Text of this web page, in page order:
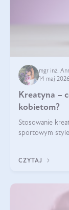
mgr inż.
14 maj 2026
Kreatyna –
kobietom?
Stosowanie
sportowym
zwiększa masę
CZYTAJ